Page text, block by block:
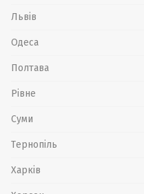
Львів
Одеса
Полтава
Рівне
Суми
Тернопіль
Харків